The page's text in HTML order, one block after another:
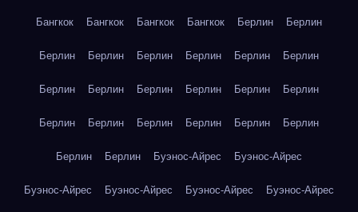
Бангкок Бангкок Бангкок Бангкок Берлин Берлин
Берлин Берлин Берлин Берлин Берлин Берлин
Берлин Берлин Берлин Берлин Берлин Берлин
Берлин Берлин Берлин Берлин Берлин Берлин
Берлин Берлин Буэнос-Айрес Буэнос-Айрес
Буэнос-Айрес Буэнос-Айрес Буэнос-Айрес Буэнос-Айрес